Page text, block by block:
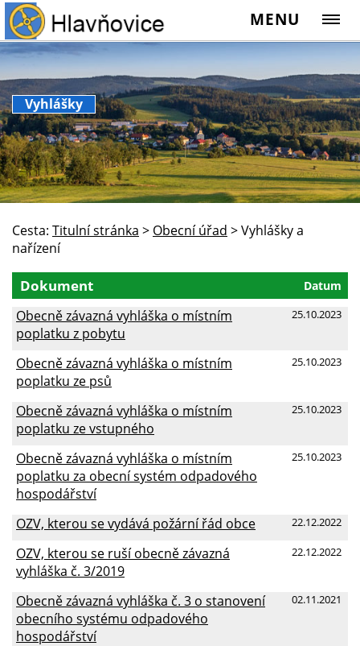
MENU
Vyhlášky
Cesta: Titulní stránka > Obecní úřad >Vyhlášky a
nařízení
Datum
Dokument
25.10.2023
Obecně závazná vyhláška o místním
poplatku z pobytu
25.10.2023
Obecně závazná vyhláška o místním
poplatku ze psů
25.10.2023
Obecně závazná vyhláška o místním
poplatku ze vstupného
25.10.2023
Obecně závazná vyhláška o místním
poplatku za obecní systém odpadového
hospodářství
22.12.2022
OZV, kterou se vydává požární řád obce
22.12.2022
OZV, kterou se ruší obecně závazná
vyhláška č. 3/2019
02.11.2021
Obecně závazná vyhláška č. 3 o stanovení
obecního systému odpadového
hospodářství